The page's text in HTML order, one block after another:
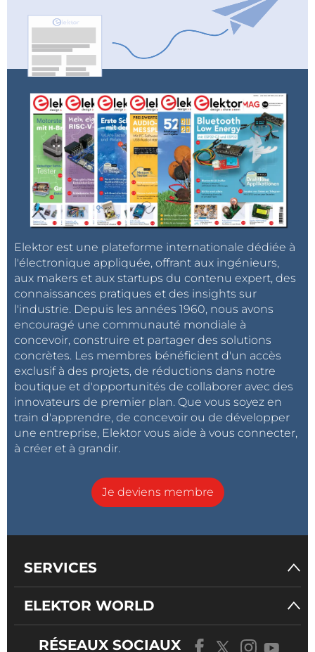
Elektor est une plateforme internationale dédiée à
l'électronique appliquée, offrant aux ingénieurs,
aux makers et aux startups du contenu expert, des
connaissances pratiques et des insights sur
l'industrie. Depuis les années 1960, nous avons
encouragé une communauté mondiale à
concevoir, construire et partager des solutions
concrètes. Les membres bénéficient d'un accès
exclusif à des projets, de réductions dans notre
boutique et d'opportunités de collaborer avec des
innovateurs de premier plan. Que vous soyez en
train d'apprendre, de concevoir ou de développer
une entreprise, Elektor vous aide à vous connecter,
à créer et à grandir.
Je deviens membre
SERVICES
ELEKTOR WORLD
RÉSEAUX SOCIAUX